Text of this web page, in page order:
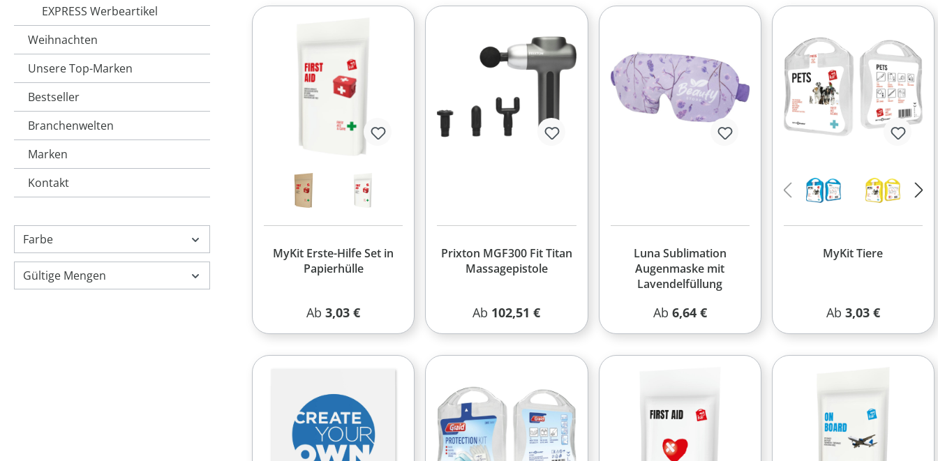
MyKit Erste-Hilfe Set in
Papierhülle
Regulärer Preis:
Ab3,03 €
Prixton MGF300 Fit Titan
Massagepistole
Regulärer Preis:
Ab 102,51 €
Luna Sublimation
Augenmaske mit
Lavendelfüllung
Regulärer Preis:
Ab 6,64 €
MyKit Tiere
Regulärer Preis:
Ab 3,03 €
EXPRESS Werbeartikel
Weihnachten
Unsere Top-Marken
Bestseller
Branchenwelten
Marken
Kontakt
Farbe
Gültige Mengen